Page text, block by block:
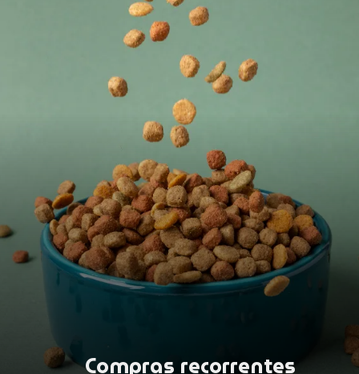
Compras recorrentes